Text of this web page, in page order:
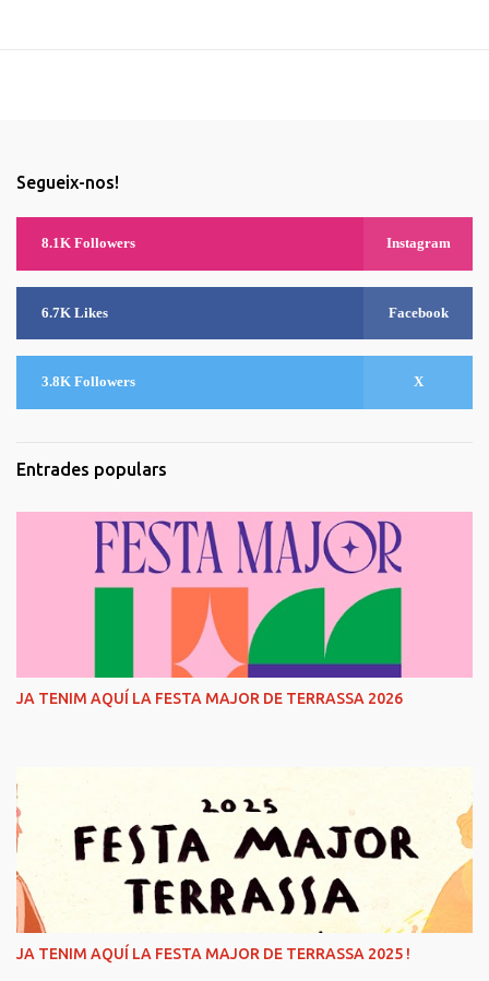
Segueix-nos!
8.1K Followers Instagram
6.7K Likes Facebook
3.8K Followers X
Entrades populars
JA TENIM AQUÍ LA FESTA MAJOR DE TERRASSA 2026
JA TENIM AQUÍ LA FESTA MAJOR DE TERRASSA 2025 !